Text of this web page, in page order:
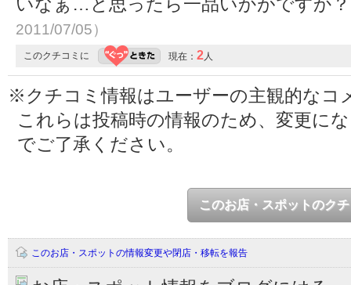
2011/07/05）
このクチコミに 現在： 2人
※クチコミ情報はユーザーの主観的なコ
これらは投稿時の情報のため、変更に
でご了承ください。
このお店・スポットのク
このお店・スポットの情報変更や閉店・移転を報告